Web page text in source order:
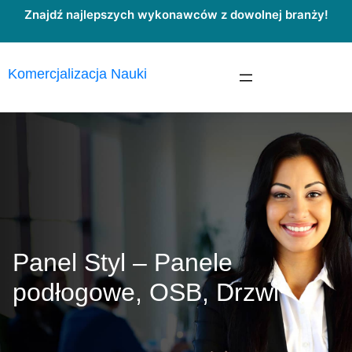
Przejdź
treści
Znajdź najlepszych wykonawców z dowolnej branży!
Komercjalizacja Nauki
Panel Styl – Panele
podłogowe, OSB, Drzwi